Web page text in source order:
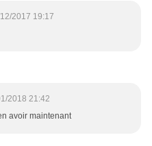
2017 19:17
2018 21:42
avoir maintenant